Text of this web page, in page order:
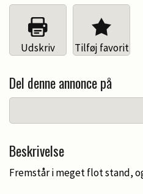
Udskriv Tilføj favorit
Del denne annonce på
Beskrivelse
Fremstår i meget flot stand,